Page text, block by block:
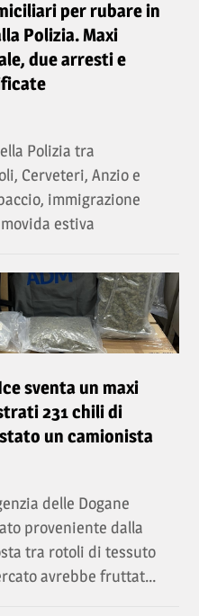
per rubare in
Polizia. Maxi
due arresti e
Polizia tra
Cerveteri, Anzio e
immigrazione
estiva
sventa un maxi
231 chili di
un camionista
delle Dogane
proveniente dalla
tra rotoli di tessuto
avrebbe fruttat...